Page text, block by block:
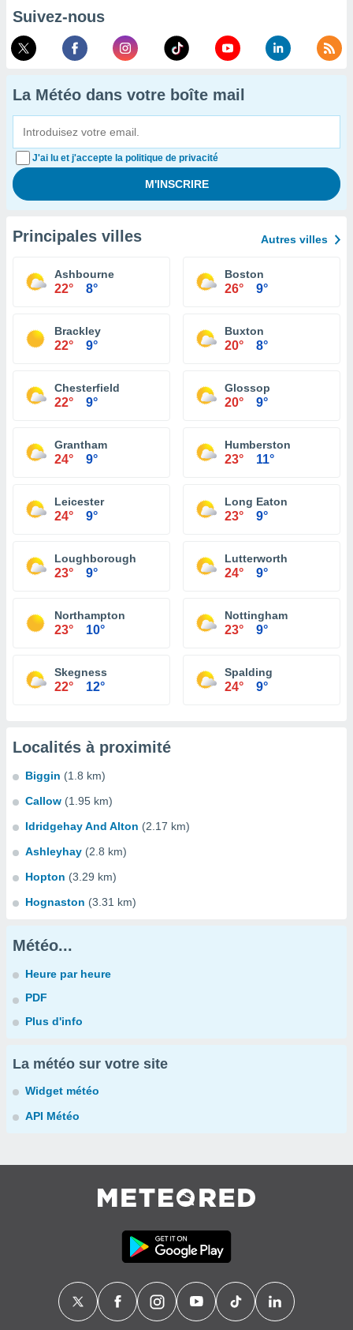
Suivez-nous
La Météo dans votre boîte mail
J'ai lu et j'accepte la politique de privacité
Principales villes Autres villes
Ashbourne
22° 8°
Boston
26° 9°
Brackley
22° 9°
Buxton
20° 8°
Chesterfield
22° 9°
Glossop
20° 9°
Grantham
24° 9°
Humberston
23° 11°
Leicester
24° 9°
Long Eaton
23° 9°
Loughborough
23° 9°
Lutterworth
24° 9°
Northampton
23° 10°
Nottingham
23° 9°
Skegness
22° 12°
Spalding
24° 9°
Localités à proximité
Biggin (1.8 km)
Callow (1.95 km)
Idridgehay And Alton (2.17 km)
Ashleyhay (2.8 km)
Hopton (3.29 km)
Hognaston (3.31 km)
Météo...
Heure par heure
PDF
Plus d'info
La météo sur votre site
Widget météo
API Météo